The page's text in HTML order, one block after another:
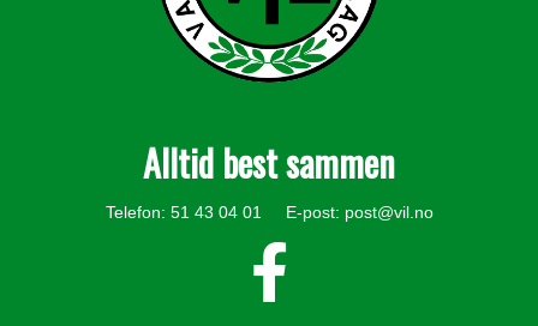
Alltid best sammen
Telefon: 51 43 04 01 E-post: post@vil.no